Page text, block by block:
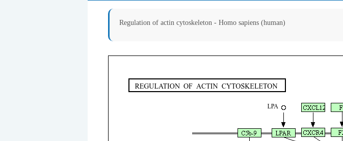
Regulation of actin cytoskeleton - Homo sapiens (human)